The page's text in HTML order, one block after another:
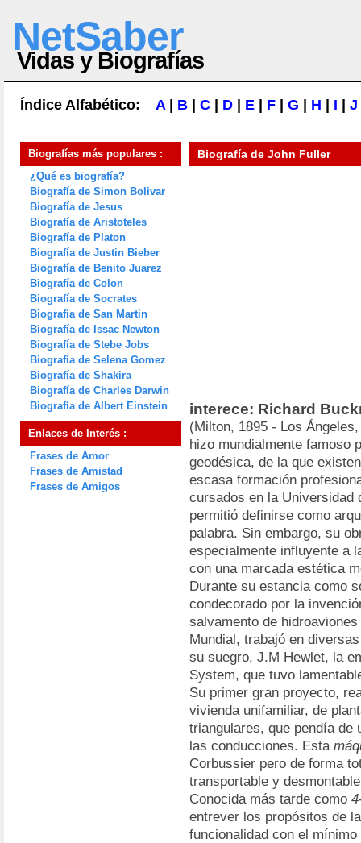
NetSaber
Vidas y Biografías
Índice Alfabético: A| B C D E F G H I J
Biografías más populares :
¿Qué es biografía?
Biografía de Simon Bolivar
Biografía de Jesus
Biografía de Aristoteles
Biografía de Platon
Biografía de Justin Bieber
Biografía de Benito Juarez
Biografía de Colon
Biografía de Socrates
Biografía de San Martin
Biografía de Issac Newton
Biografía de Stebe Jobs
Biografía de Selena Gomez
Biografía de Shakira
Biografía de Charles Darwin
Biografía de Albert Einstein
Enlaces de Interés :
Frases de Amor
Frases de Amistad
Frases de Amigos
Biografía de John Fuller
interece: Richard
(Milton, 1895 - Los
hizo mundialmente famoso
geodésica, de la que
escasa formación
cursados en la Universidad
permitió definirse como
palabra. Sin embargo, su
especialmente influyente a
con una marcada estética
Durante su estancia como
condecorado por la
salvamento de
Mundial, trabajó en
su suegro, J.M Hewlet, la
System, que tuvo
Su primer gran proyecto,
vivienda unifamiliar, de
triangulares, que pendía de
las conducciones. Esta
Corbussier pero de forma
transportable y
Conocida más tarde como
entrever los propósitos de
funcionalidad con el